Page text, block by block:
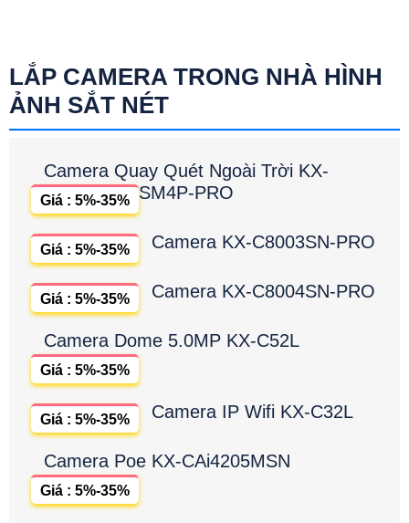
LẮP CAMERA TRONG NHÀ HÌNH
ẢNH SẮT NÉT
Camera Quay Quét Ngoài Trời KX-
SM4P-PRO
Giá : 5%-35%
Camera KX-C8003SN-PRO
Giá : 5%-35%
Camera KX-C8004SN-PRO
Giá : 5%-35%
Camera Dome 5.0MP KX-C52L
Giá : 5%-35%
Camera IP Wifi KX-C32L
Giá : 5%-35%
Camera Poe KX-CAi4205MSN
Giá : 5%-35%